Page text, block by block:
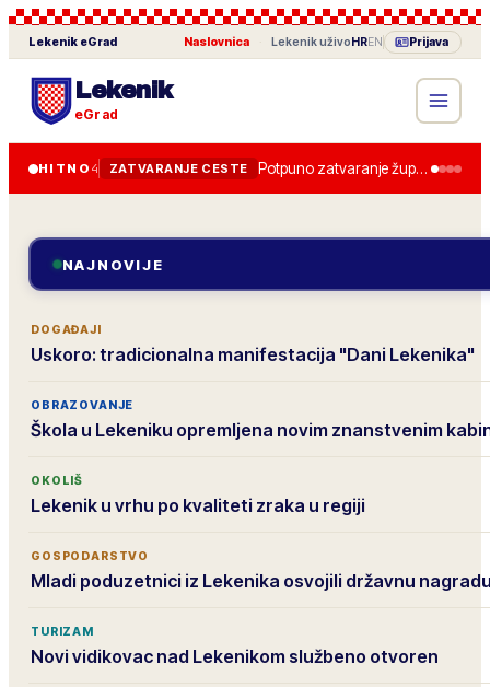
Lekenik eGrad Naslovnica LekenikuživoHREN Prijava
Lekenik
eGrad
HITNO 4 ZATVARANJE CESTE Potpuno zatvaranje županijske ceste od 28. lipnja, obilazak je uređen.
NAJNOVIJE
DOGAĐAJI
Uskoro: tradicionalna manifestacija "Dani Lekenika"
OBRAZOVANJE
Škola u Lekeniku opremljena novim znanstvenim
OKOLIŠ
Lekenik u vrhu po kvaliteti zraka u regiji
GOSPODARSTVO
Mladi poduzetnici iz Lekenika osvojili državnu
TURIZAM
Novi vidikovac nad Lekenikom službeno otvoren